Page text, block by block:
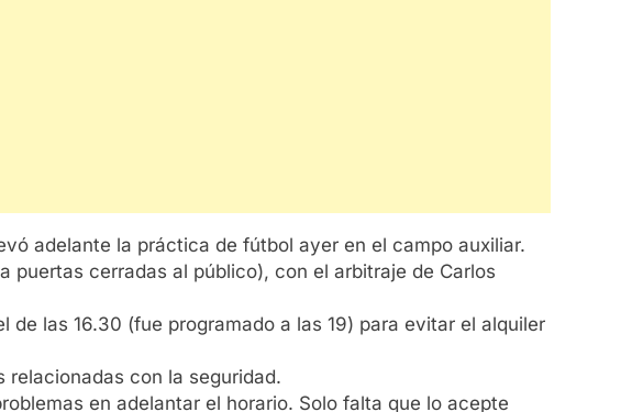
adelante la práctica de fútbol ayer en el campo auxiliar.
puertas cerradas al público), con el arbitraje de Carlos
las 16.30 (fue programado a las 19) para evitar el alquiler
relacionadas con la seguridad.
en adelantar el horario. Solo falta que lo acepte